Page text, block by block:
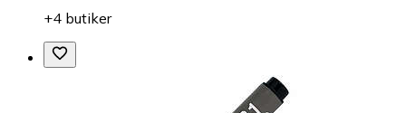
+4 butiker